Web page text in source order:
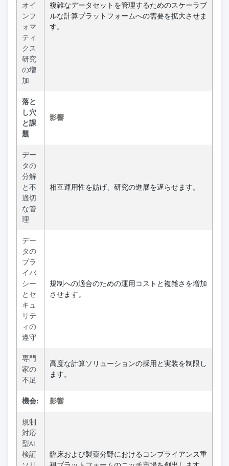
オイ
ンフ
ォマ
ティ
クス
研究
の増
加
複雑なデータセットを管理するためのスケーラブ
ルな計算プラットフォームへの需要を拡大させま
す。
落と
し穴
と課
題
影響
デー
タの
分解
と不
適切
な管
理
相互運用性を妨げ、研究の進展を遅らせます。
デー
タの
プラ
イバ
シー
とセ
キュ
リテ
ィの
遵守
規制への適合のための運用コストと複雑さを増加
させます。
専門
家の
不足
高度な計算ソリューションの採用と実装を制限し
ます。
機会: 影響
規制
対応
型AI
検証
臨床および製薬分野におけるコンプライアンス重